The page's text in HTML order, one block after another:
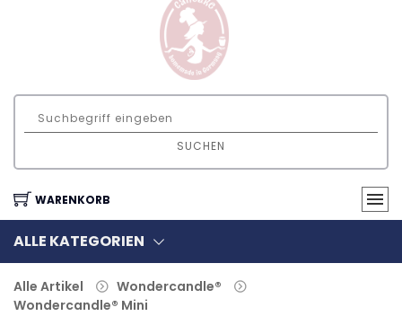
SUCHEN
WARENKORB
ALLE KATEGORIEN
Alle Artikel
Wondercandle®
Wondercandle® Mini